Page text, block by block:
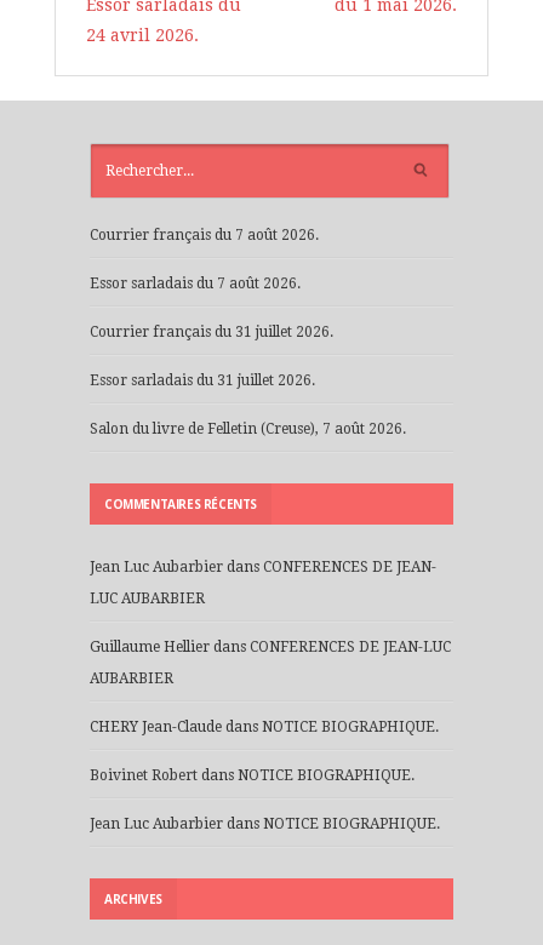
Essor sarladais du
24 avril 2026.
du 1 mai 2026.
Courrier français du 7 août 2026.
Essor sarladais du 7 août 2026.
Courrier français du 31 juillet 2026.
Essor sarladais du 31 juillet 2026.
Salon du livre de Felletin (Creuse), 7 août 2026.
COMMENTAIRES RÉCENTS
Jean Luc Aubarbier dans CONFERENCES DE JEAN-
LUC AUBARBIER
Guillaume Hellier dans CONFERENCES DE JEAN-LUC
AUBARBIER
CHERY Jean-Claude dans NOTICE BIOGRAPHIQUE.
Boivinet Robert dans NOTICE BIOGRAPHIQUE.
Jean Luc Aubarbier dans NOTICE BIOGRAPHIQUE.
ARCHIVES